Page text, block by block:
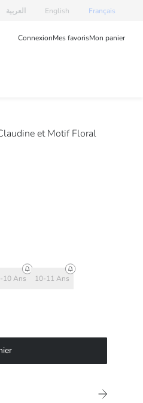
العربية English Français
ConnexionMes favorisMon panier
et Motif Floral
10 Ans 10-11 Ans